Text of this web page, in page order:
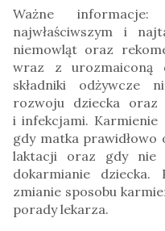
Ważne
najwłaściwszym i
niemowląt oraz
wraz z urozmaiconą
składniki odżywcze
rozwoju dziecka
i infekcjami. Karmienie
gdy matka prawidłowo
laktacji oraz gdy nie
dokarmianie
zmianie sposobu
porady lekarza.